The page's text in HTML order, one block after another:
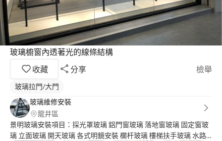
玻璃櫥窗內透著光的線條結構
收藏
分享 檢舉
玻璃拉門/大門
玻璃維修安裝
龍井區
景明玻璃安裝項目：採光罩玻璃 鋁門窗玻璃 落地窗玻璃 固定窗玻
璃 立面玻璃 開天玻璃 各式明鏡安裝 欄杆玻璃 樓梯扶手玻璃 水路